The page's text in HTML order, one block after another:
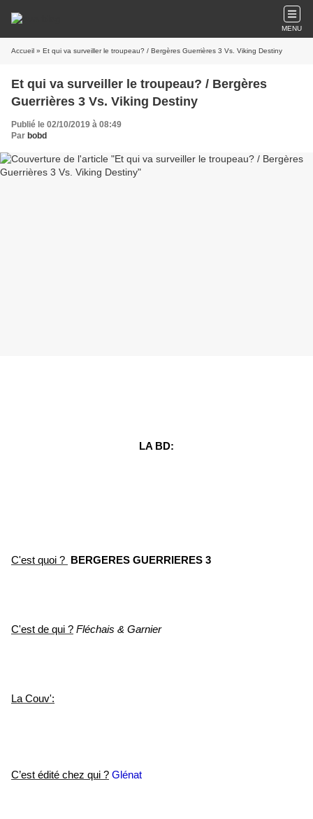
MENU
Accueil » Et qui va surveiller le troupeau? / Bergères Guerrières 3 Vs. Viking Destiny
Et qui va surveiller le troupeau? / Bergères
Guerrières 3 Vs. Viking Destiny
Publié le 02/10/2019 à 08:49
Par bobd
LA BD:
C'est quoi ? BERGERES GUERRIERES 3
C'est de qui ? Fléchais & Garnier
La Couv':
C’est édité chez qui ? Glénat